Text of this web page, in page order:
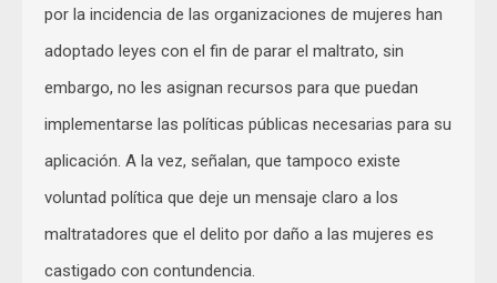
por la incidencia de las organizaciones de mujeres han
adoptado leyes con el fin de parar el maltrato, sin
embargo, no les asignan recursos para que puedan
implementarse las políticas públicas necesarias para su
aplicación. A la vez, señalan, que tampoco existe
voluntad política que deje un mensaje claro a los
maltratadores que el delito por daño a las mujeres es
castigado con contundencia.